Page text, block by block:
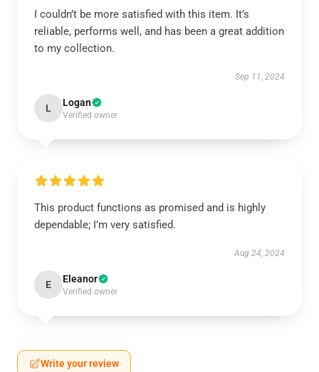
I couldn’t be more satisfied with this item. It’s
reliable, performs well, and has been a great addition
to my collection.
Sep 11, 2024
L Logan
Verified owner
This product functions as promised and is highly
dependable; I’m very satisfied.
Aug 24, 2024
E Eleanor
Verified owner
Write your review